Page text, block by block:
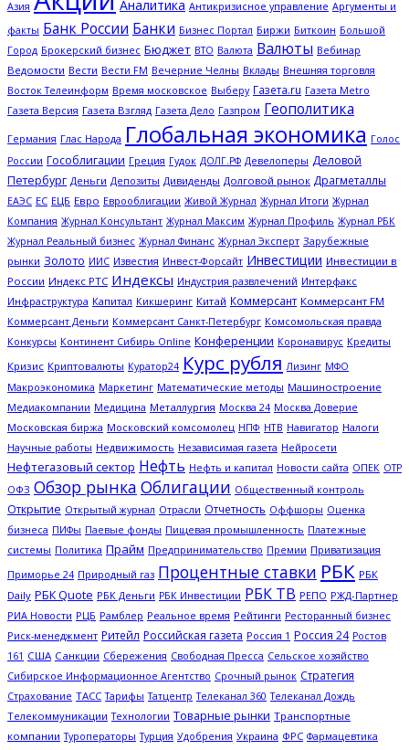
Азия Аналитика Антикризисное управление Аргументы и
факты Банк России Банки Бизнес Портал Биржи Биткоин Большой
Город Брокерский бизнес Бюджет ВТО Валюта Валюты Вебинар
Ведомости Вести Вести FM Вечерние Челны Вклады Внешняя торговля
Восток Телеинформ Время московское Выберу Газета.ru Газета Metro
Газета Версия Газета Взгляд Газета Дело Газпром Геополитика
Германия Глас Народа Глобальная экономика Голос
России Гособлигации Греция Гудок ДОЛГ.РФ Девелоперы Деловой
Петербург Деньги Депозиты Дивиденды Долговой рынок Драгметаллы
ЕАЭС ЕС ЕЦБ Евро Еврооблигации Живой Журнал Журнал Итоги Журнал
Компания Журнал Консультант Журнал Максим Журнал Профиль Журнал РБК
Журнал Реальный бизнес Журнал Финанс Журнал Эксперт Зарубежные
рынки Золото ИИС Известия Инвест-Форсайт Инвестиции Инвестиции в
России Индекс РТС Индексы Индустрия развлечений Интерфакс
Инфраструктура Капитал Кикшеринг Китай Коммерсант Коммерсант FM
Коммерсант Деньги Коммерсант Санкт-Петербург Комсомольская правда
Конкурсы Континент Сибирь Online Конференции Коронавирус Кредиты
Кризис Криптовалюты Куратор24 Курс рубля Лизинг МФО
Макроэкономика Маркетинг Математические методы Машиностроение
Медиакомпании Медицина Металлургия Москва 24 Москва Доверие
Московская биржа Московский комсомолец НПФ НТВ Навигатор Налоги
Научные работы Недвижимость Независимая газета Нейросети
Нефтегазовый сектор Нефть Нефть и капитал Новости сайта ОПЕК ОТР
ОФЗ Обзор рынка Облигации Общественный контроль
Открытие Открытый журнал Отрасли Отчетность Оффшоры Оценка
бизнеса ПИФы Паевые фонды Пищевая промышленность Платежные
системы Политика Прайм Предпринимательство Премии Приватизация
Приморье 24 Природный газ Процентные ставки РБК РБК
Daily РБК Quote РБК Деньги РБК Инвестиции РБК ТВ РЕПО РЖД-Партнер
РИА Новости РЦБ Рамблер Реальное время Рейтинги Ресторанный бизнес
Риск-менеджмент Ритейл Российская газета Россия 1 Россия 24 Ростов
161 США Санкции Сбережения Свободная Пресса Сельское хозяйство
Сибирское Информационное Агентство Срочный рынок Стратегия
Страхование ТАСС Тарифы Татцентр Телеканал 360 Телеканал Дождь
Телекоммуникации Технологии Товарные рынки Транспортные
компании Туроператоры Турция Удобрения Украина ФРС Фармацевтика